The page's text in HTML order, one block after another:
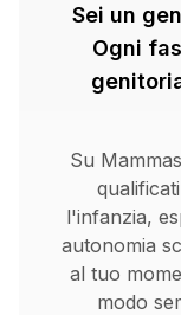
Sei un
Ogni
Su
l'infanzia,
autonomia
al tuo
modo